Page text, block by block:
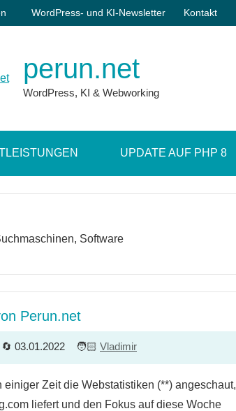
WordPress- und KI-Newsletter Kontakt
perun.net
WordPress, KI & Webworking
UPDATE AUF PHP 8
Software
Perun.net
03.01.2022 Vladimir
einiger Zeit die Webstatistiken (**) angeschaut,
liefert und den Fokus auf diese Woche